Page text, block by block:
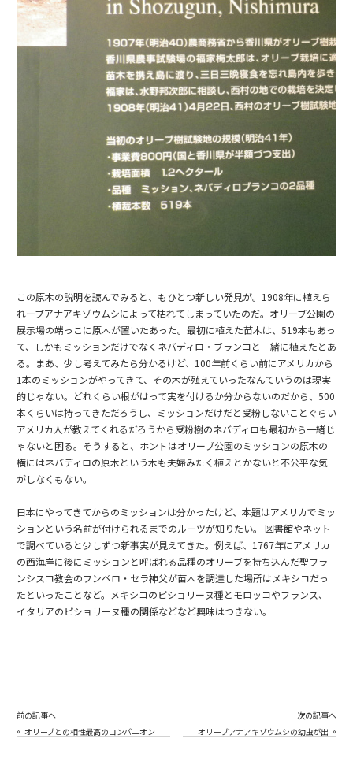
この原木の説明を読んでみると、もひとつ新しい発見が。1908年に植えら
れーブアナアキゾウムシによって枯れてしまっていたのだ。オリーブ公園の
展示場の端っこに原木が置いたあった。最初に植えた苗木は、519本もあっ
て、しかもミッションだけでなくネバディロ・ブランコと一緒に植えたとあ
る。まあ、少し考えてみたら分かるけど、100年前くらい前にアメリカから
1本のミッションがやってきて、その木が殖えていったなんていうのは現実
的じゃない。どれくらい根がはって実を付けるか分からないのだから、500
本くらいは持ってきただろうし、ミッションだけだと受粉しないことぐらい
アメリカ人が教えてくれるだろうから受粉樹のネバディロも最初から一緒じ
ゃないと困る。そうすると、ホントはオリーブ公園のミッションの原木の
横にはネバディロの原木という木も夫婦みたく植えとかないと不公平な気
がしなくもない。
日本にやってきてからのミッションは分かったけど、本題はアメリカでミッ
ションという名前が付けられるまでのルーツが知りたい。 図書館やネット
で調べていると少しずつ新事実が見えてきた。例えば、1767年にアメリカ
の西海岸に後にミッションと呼ばれる品種のオリーブを持ち込んだ聖フラ
ンシスコ教会のフンペロ・セラ神父が苗木を調達した場所はメキシコだっ
たといったことなど。メキシコのピショリーヌ種とモロッコやフランス、
イタリアのピショリーヌ種の関係などなど興味はつきない。
前の記事へ
« オリーブとの相性最高のコンパニオン
次の記事へ
オリーブアナアキゾウムシの幼虫が出 »